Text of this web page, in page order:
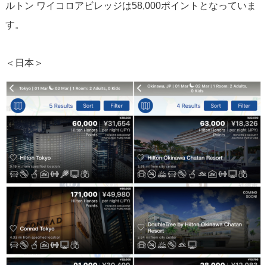
ルトン ワイコロアビレッジは58,000ポイントとなっていま
す。
＜日本＞